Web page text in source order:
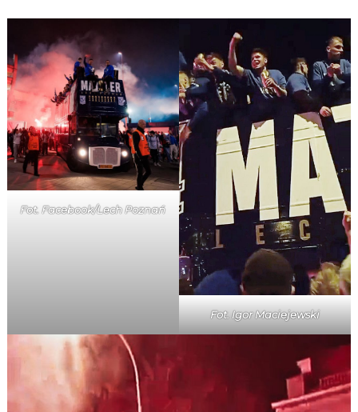
Fot. Facebook/Lech Poznań
Fot. Igor Maciejewski